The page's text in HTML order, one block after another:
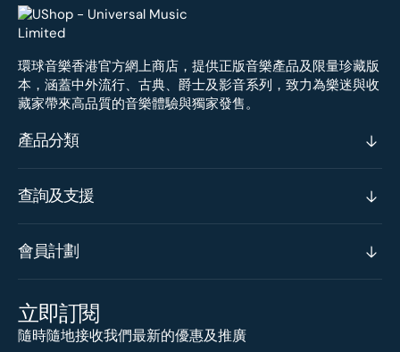
環球音樂香港官方網上商店，提供正版音樂產品及限量珍藏版
本，涵蓋中外流行、古典、爵士及影音系列，致力為樂迷與收
藏家帶來高品質的音樂體驗與獨家發售。
產品分類
查詢及支援
會員計劃
立即訂閱
隨時隨地接收我們最新的優惠及推廣